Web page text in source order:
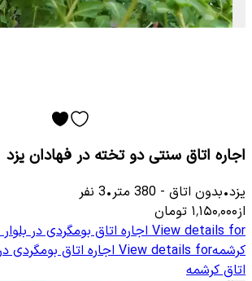
اجاره اتاق سنتی دو تخته در فهادان یزد
یزد•بدون اتاق -
380 متر•
3 نفر
از۱٬۱۵۰٬۰۰۰ تومان
View details for اجاره اتاق بومگردی در
کرشمهView details for اجاره اتاق بومگردی
اتاق کرشمه